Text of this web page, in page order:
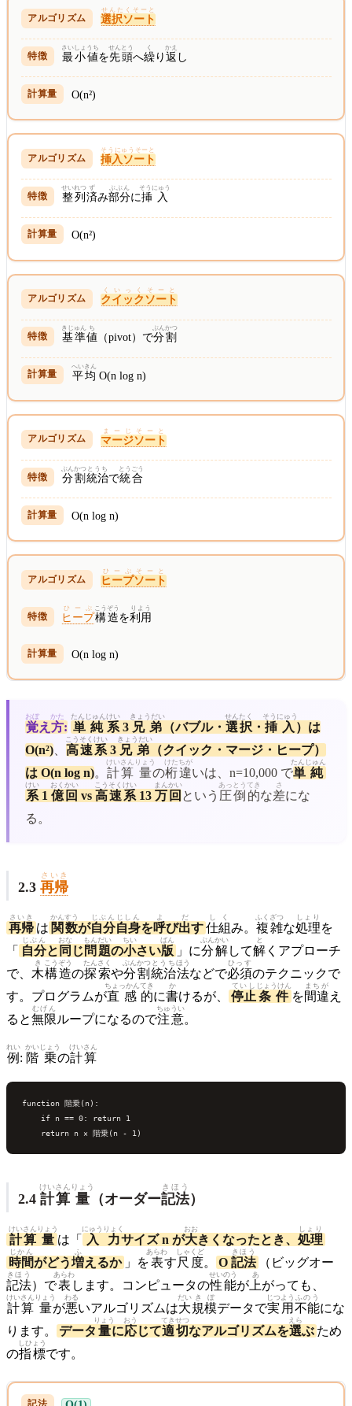
選択ソート
せんたくそーと
最小値
さいしょうち
を先頭
せんとう
へ繰
く
り返
かえ
し
O(n²)
挿入ソート
そうにゅうそーと
整列
せいれつ
済
ず
み部分
ぶぶん
に挿入
そうにゅう
O(n²)
クイックソート
くいっくそーと
基準
きじゅん
値
ち
（pivot）で分割
ぶんかつ
平均
へいきん
O(n log n)
マージソート
まーじそーと
分割
ぶんかつ
統治
とうち
で統合
とうごう
O(n log n)
ヒープソート
ひーぷそーと
ヒープ
ひーぷ
構造
こうぞう
を利用
りよう
O(n log n)
覚
おぼ
え 方
かた
: 単純
たんじゅん
系
けい
3 兄弟
きょうだい
（バブル・ 選択
せんたく
・ 挿入
そうにゅう
）は
O(n²)
高速
こうそく
系
けい
3 兄弟
きょうだい
（クイック・マージ・ヒープ）
は O(n log n)。 計算
けいさん
量
りょう
の桁違
けたちが
いは、n=10,000 で単純
たんじゅん
系
けい
1 億
おく
回
かい
vs 高速
こうそく
系
けい
13 万
まん
回
かい
という 圧倒的
あっとうてき
な差
さ
にな
る。
2.3 再帰
さいき
再帰
さいき
は 関数
かんすう
が自分
じぶん
自身
じしん
を呼
よ
び出
だ
す仕組
しく
み。 複雑
ふくざつ
な処理
しょり
を
「
自分
じぶん
と 同
おな
じ問題
もんだい
の小
ちい
さい版
ばん
」に分解
ぶんかい
して解
と
くアプローチ
で、 木
き
構造
こうぞう
の探索
たんさく
や分割
ぶんかつ
統治
とうち
法
ほう
などで必須
ひっす
のテクニックで
す。プログラムが直感
ちょっかん
的
てき
に書
か
けるが、 停止
ていし
条件
じょうけん
を間違
まちが
え
ると無限
むげん
ループになるので注意
ちゅうい
。
例
れい
: 階
かい
乗
じょう
の計算
けいさん
function 階乗(n):
    if n == 0: return 1
2.4 計算
けいさん
量
りょう
（オーダー記法
きほう
）
計算
けいさん
量
りょう
は「 入力
にゅうりょく
サイズ n が大
おお
きくなったとき、 処理
しょり
時間
じかん
がどう増
ふ
えるか 」を表
あらわ
す尺度
しゃくど
。 O 記法
きほう
（ビッグオー
記法
きほう
）で表
あらわ
します。コンピュータの性能
せいのう
が上
あ
がっても、
計算
けいさん
量
りょう
が悪
わる
いアルゴリズムは大
だい
規模
きぼ
データで実用
じつよう
不能
ふのう
にな
ります。
データ 量
りょう
に応
おう
じて適切
てきせつ
なアルゴリズムを選
えら
ぶ ため
の指標
しひょう
です。